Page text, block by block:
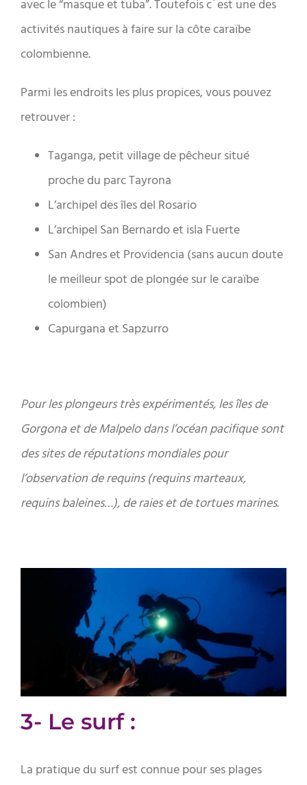
avec le “masque et tuba”. Toutefois c´est une des
activités nautiques à faire sur la côte caraïbe
colombienne.
Parmi les endroits les plus propices, vous pouvez
retrouver :
Taganga, petit village de pêcheur situé
proche du parc Tayrona
L’archipel des îles del Rosario
L’archipel San Bernardo et isla Fuerte
San Andres et Providencia (sans aucun doute
le meilleur spot de plongée sur le caraïbe
colombien)
Capurgana et Sapzurro
Pour les plongeurs très expérimentés, les îles de
Gorgona et de Malpelo dans l’océan pacifique sont
des sites de réputations mondiales pour
l’observation de requins (requins marteaux,
requins baleines…), de raies et de tortues marines.
3- Le surf :
La pratique du surf est connue pour ses plages